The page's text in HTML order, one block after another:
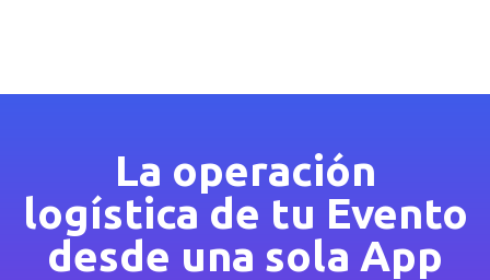
La operación
logística de tu Evento
desde una sola App